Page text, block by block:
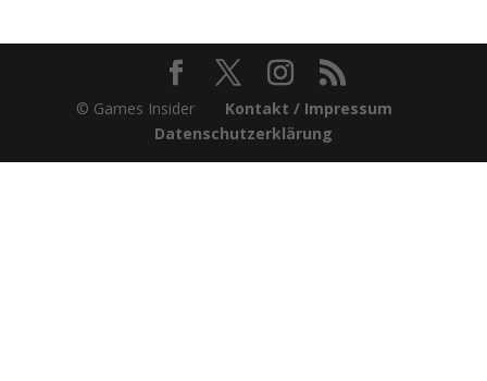
© Games Insider Kontakt / Impressum
Datenschutzerklärung